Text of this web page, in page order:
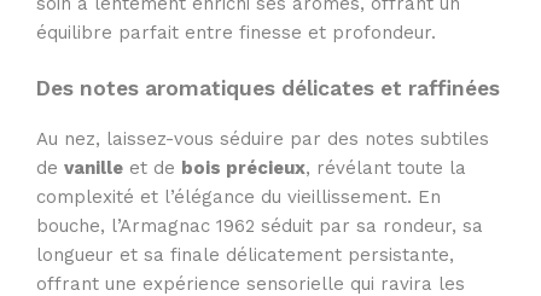
équilibre parfait entre finesse et profondeur.
Des notes aromatiques délicates et raffinées
Au nez, laissez-vous séduire par des notes subtiles
de vanille et de bois précieux, révélant toute la
complexité et l’élégance du vieillissement. En
bouche, l’Armagnac 1962 séduit par sa rondeur, sa
longueur et sa finale délicatement persistante,
offrant une expérience sensorielle qui ravira les